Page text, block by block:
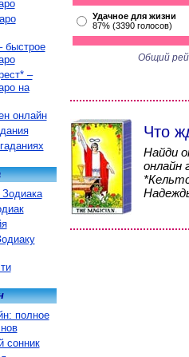
Удачное для жизни
87% (3390 голосов)
Общий
Что
Найди
онлайн
быстрое
–
на
онлайн
Зодиака
полное
сонник